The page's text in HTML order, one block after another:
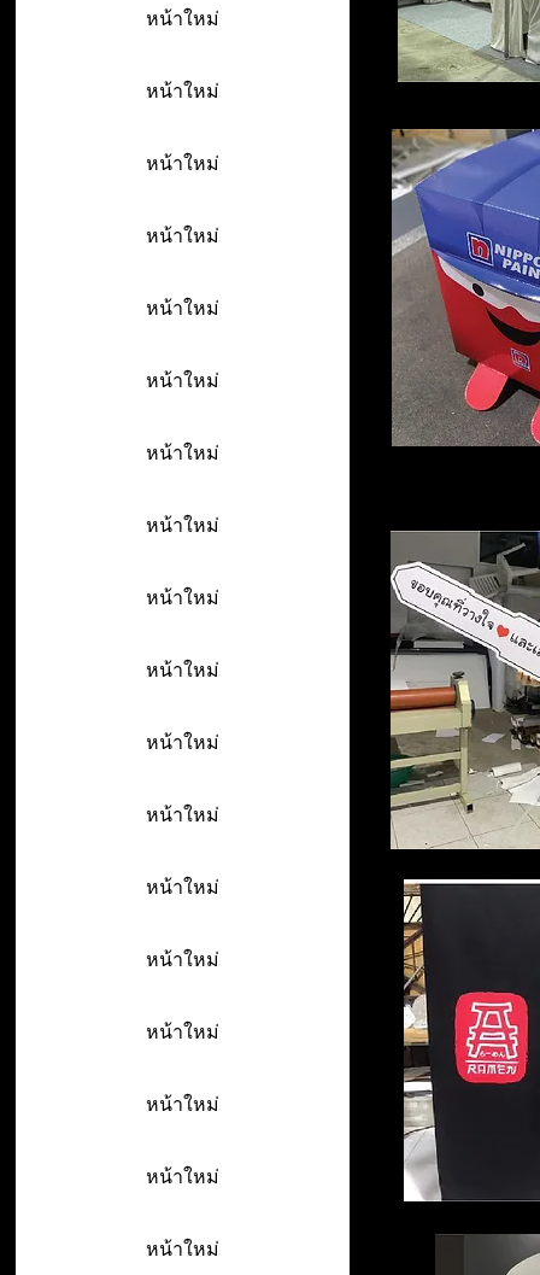
หน้าใหม่
หน้าใหม่
หน้าใหม่
หน้าใหม่
หน้าใหม่
หน้าใหม่
หน้าใหม่
หน้าใหม่
หน้าใหม่
หน้าใหม่
หน้าใหม่
หน้าใหม่
หน้าใหม่
หน้าใหม่
หน้าใหม่
หน้าใหม่
หน้าใหม่
หน้าใหม่